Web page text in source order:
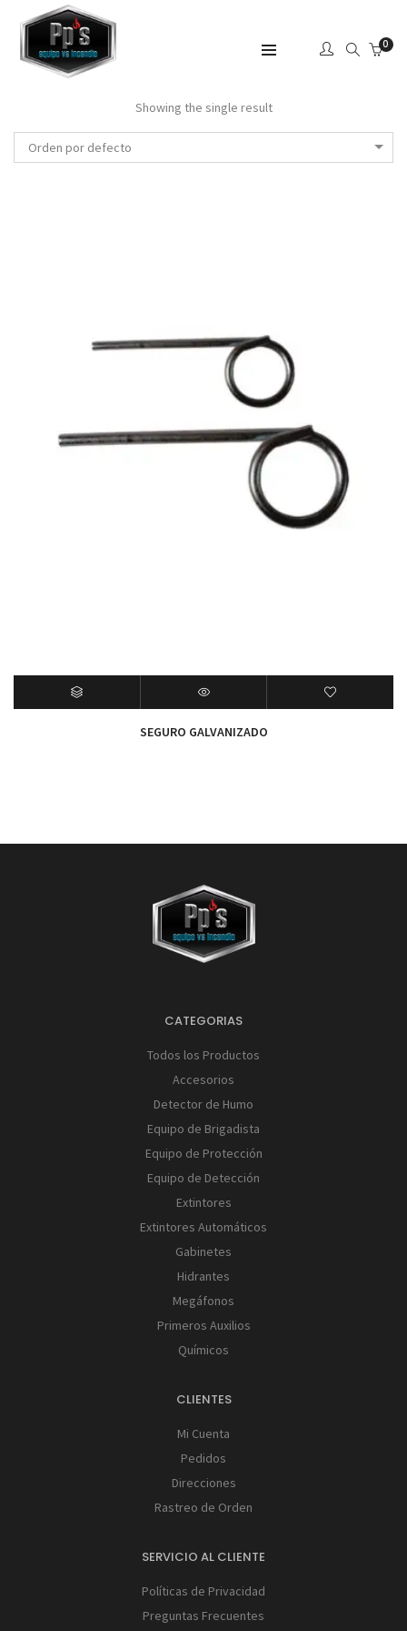
0
Showing the single result
Orden por defecto
SEGURO GALVANIZADO
CATEGORIAS
Todos los Productos
Accesorios
Detector de Humo
Equipo de Brigadista
Equipo de Protección
Equipo de Detección
Extintores
Extintores Automáticos
Gabinetes
Hidrantes
Megáfonos
Primeros Auxilios
Químicos
CLIENTES
Mi Cuenta
Pedidos
Direcciones
Rastreo de Orden
SERVICIO AL CLIENTE
Políticas de Privacidad
Preguntas Frecuentes